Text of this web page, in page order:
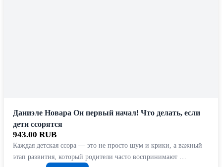
Даниэле Новара Он первый начал! Что делать, если
дети ссорятся
943.00 RUB
Каждая детская ссора — это не просто шум и крики, а важный
этап развития, который родители часто воспринимают …